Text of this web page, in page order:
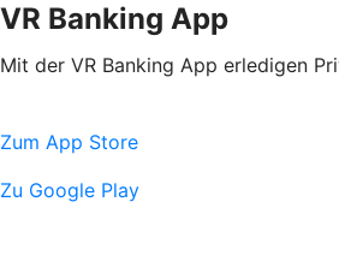
VR Banking App
Mit der VR Banking App erledigen
Zum App Store
Zu Google Play